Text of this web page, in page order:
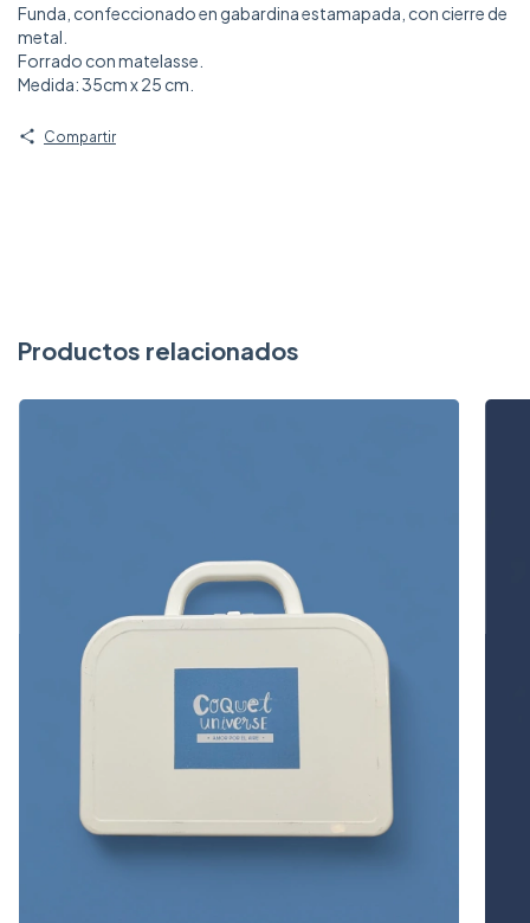
Funda, confeccionado en gabardina estamapada, con cierre de
metal.
Forrado con matelasse.
Medida: 35cm x 25 cm.
Compartir
Productos relacionados